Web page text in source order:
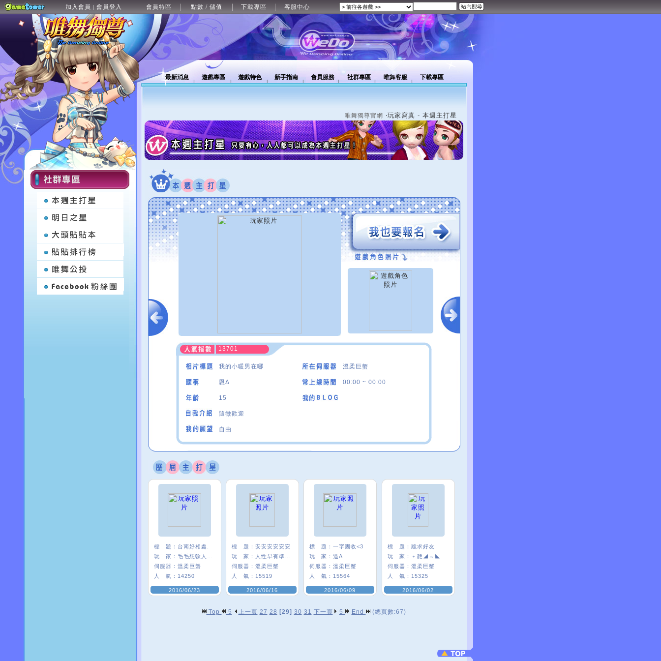
加入會員 | 會員登入 會員特區 點數 / 儲值 下載專區 客服中心
最新消息 遊戲專區 遊戲特色 新手指南 會員服務 社群專區 唯舞客服 下載專區
唯舞獨尊官網 ‧玩家寫真 - 本週主打星
13701
我的小暖男在哪 溫柔巨蟹
恩Δ 00:00 ~ 00:00
15
隨徵歡迎
自由
標 題： 台南好相處.
玩 家：
伺服器： 溫柔巨蟹
人 氣： 14250
2016/06/23
標 題： 安安安安安安
玩 家：
伺服器： 溫柔巨蟹
人 氣： 15519
2016/06/16
標 題： 一字團收<3
玩 家： 逼Δ
伺服器： 溫柔巨蟹
人 氣： 15564
2016/06/09
標 題： 跪求好友
玩 家：
﹢靘◢﹃◣
伺服器： 溫柔巨蟹
人 氣： 15325
2016/06/02
Top 5 上一頁 27 28 [29] 30 31 下一頁 5 End (總頁數:67)